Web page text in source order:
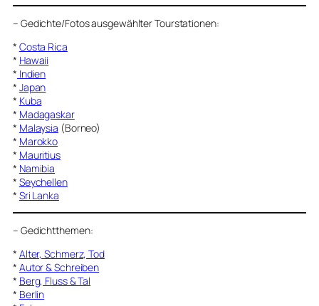
– Gedichte/Fotos ausgewählter Tourstationen:
* Costa Rica
* Hawaii
* Indien
* Japan
* Kuba
* Madagaskar
* Malaysia (Borneo)
* Marokko
* Mauritius
* Namibia
* Seychellen
* Sri Lanka
– Gedichtthemen:
* Alter, Schmerz, Tod
* Autor & Schreiben
* Berg, Fluss & Tal
* Berlin